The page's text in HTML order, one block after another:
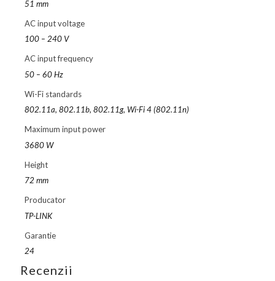
51 mm
AC input voltage
100 – 240 V
AC input frequency
50 – 60 Hz
Wi-Fi standards
802.11a, 802.11b, 802.11g, Wi-Fi 4 (802.11n)
Maximum input power
3680 W
Height
72 mm
Producator
TP-LINK
Garantie
24
Recenzii